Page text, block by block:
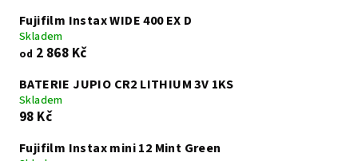
Fujifilm Instax WIDE 400 EX D
Skladem
od 2 868 Kč
BATERIE JUPIO CR2 LITHIUM 3V 1KS
Skladem
98 Kč
Fujifilm Instax mini 12 Mint Green